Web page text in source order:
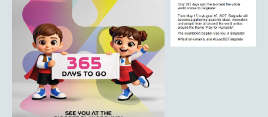
Кањон Трешњице
Мали и Велики град
Мачков камен
Манастир Св. Николај Српски
Манастир Свете Тројице
Црква Светог Преображења
Црква Св. апостола Петра и Павла